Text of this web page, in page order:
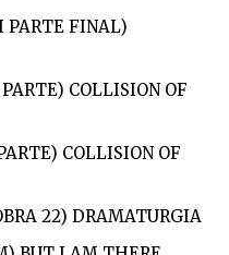
PARTE FINAL)
COLLISION OF
COLLISION OF
22) DRAMATURGIA